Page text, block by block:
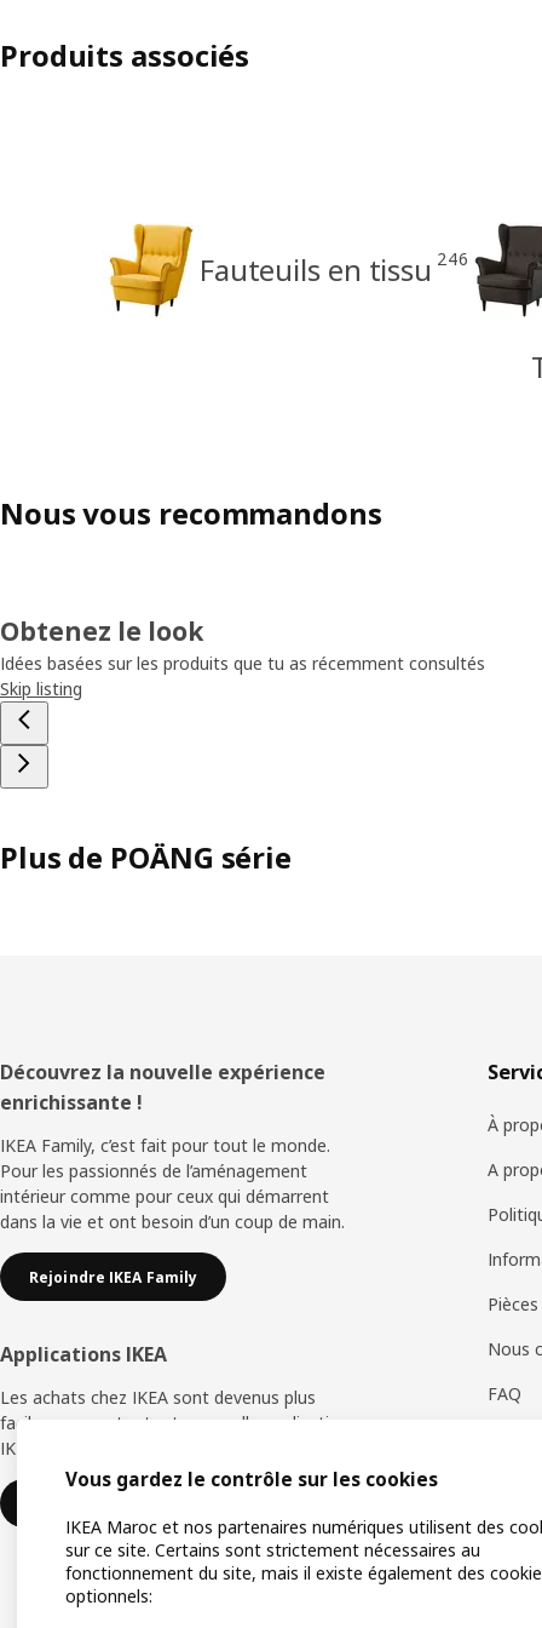
Produits associés
Fauteuils en tissu 246
Nous vous recommandons
Obtenez le look
Idées basées sur les produits que tu as récemment consultés
Skip listing
Plus de POÄNG série
Pied
de
page
Découvrez la nouvelle expérience
enrichissante !
IKEA Family, c’est fait pour tout le monde.
Pour les passionnés de l’aménagement
intérieur comme pour ceux qui démarrent
dans la vie et ont besoin d’un coup de main.
Rejoindre IKEA Family
Applications IKEA
Les achats chez IKEA sont devenus plus
faciles avec notre toute nouvelle application
IKEA Store.
À
A
Nous
FAQ
Vous gardez le contrôle sur les cookies
IKEA Maroc et nos partenaires numériques utilisent des
sur ce site. Certains sont strictement nécessaires au
fonctionnement du site, mais il existe également des
optionnels: